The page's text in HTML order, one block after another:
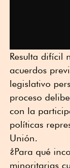
Resulta difícil
acuerdos
legislativo
proceso
con la
políticas
Unión.
¿Para qué
minoritarias